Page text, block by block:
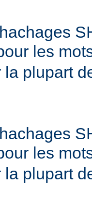
les
la plupart
les
la plupart